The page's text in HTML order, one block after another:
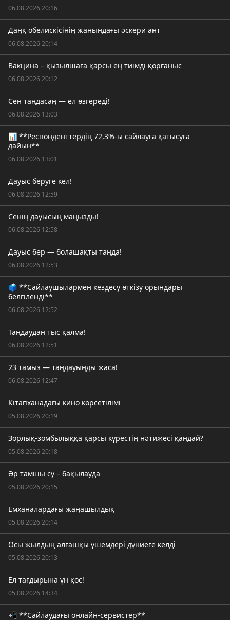
06.08.2026 20:16
Даңқ обелискісінің жанындағы әскери ант
06.08.2026 20:14
Вакцина – қызылшаға қарсы ең тиімді қорғаныс
06.08.2026 20:12
Сен таңдасаң — ел өзгереді!
06.08.2026 13:03
📊 **Респонденттердің 72,3%-ы сайлауға қатысуға
дайын**
06.08.2026 13:01
Дауыс беруге кел!
06.08.2026 12:59
Сенің дауысың маңызды!
06.08.2026 12:58
Дауыс бер — болашақты таңда!
06.08.2026 12:53
🗳️ **Сайлаушылармен кездесу өткізу орындары
белгіленді**
06.08.2026 12:52
Таңдаудан тыс қалма!
06.08.2026 12:51
23 тамыз — таңдауыңды жаса!
06.08.2026 12:47
Кітапханадағы кино көрсетілімі
05.08.2026 20:19
Зорлық-зомбылыққа қарсы күрестің нәтижесі қандай?
05.08.2026 20:18
Әр тамшы су – бақылауда
05.08.2026 20:15
Емханалардағы жаңашылдық
05.08.2026 20:14
Осы жылдың алғашқы үшемдері дүниеге келді
05.08.2026 20:13
Ел тағдырына үн қос!
05.08.2026 14:34
📲 **Сайлаудағы онлайн-сервистер**